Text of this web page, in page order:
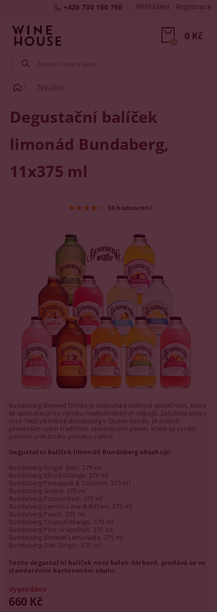
+420 730 150 750 Přihlášení Registrace
0 Kč
0
Nealko
Degustační balíček
limonád Bundaberg,
11x375 ml
50 hodnocení
Bundaberg Brewed Drinks je australská rodinná společnost, která
se specializuje na výrobu nealkoholických nápojů. Založena byla v
roce 1960 ve městě Bundaberg v Queenslandu. Je známá
především svým tradičním zázvorovým pivem, které se vyrábí
pomocí unikátního procesu vaření.
Degustační balíček limonád Bundaberg obsahuje:
Bundaberg Ginger Beer, 375 ml
Bundaberg Blood Orange, 375 ml
Bundaberg Pineapple & Coconut, 375 ml
Bundaberg Guava, 375 ml
Bundaberg Passionfruit, 375 ml
Bundaberg Lemon Lime & Bitters, 375 ml
Bundaberg Peach, 375 ml
Bundaberg Tropical Mango, 375 ml
Bundaberg Pink Grapefruit, 375 ml
Bundaberg Brewed Lemonade, 375 ml
Bundaberg Diet Ginger, 375 ml
Tento degustační balíček není balen dárkově, prodává se ve
standardním kartonovém obalu.
Vyprodáno
660 Kč